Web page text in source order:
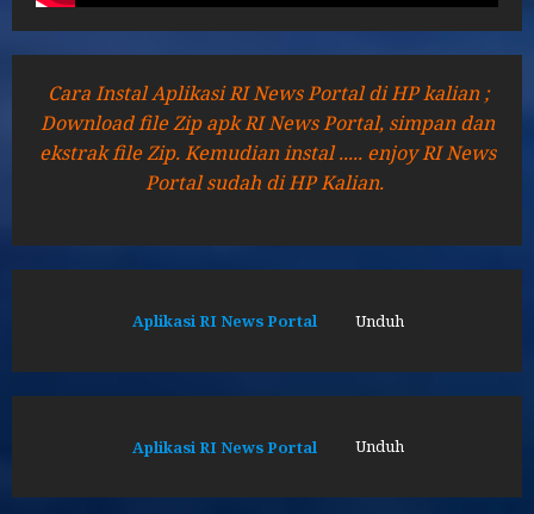
Cara Instal Aplikasi RI News Portal di HP kalian ;
Download file Zip apk RI News Portal, simpan dan
ekstrak file Zip. Kemudian instal ..... enjoy RI News
Portal sudah di HP Kalian.
Aplikasi RI News Portal Unduh
Aplikasi RI News Portal Unduh